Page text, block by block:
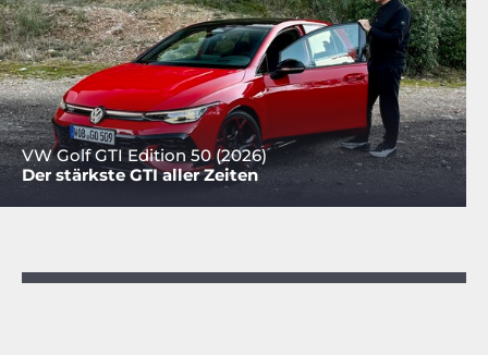
VW Golf GTI Edition 50 (2026)
Der stärkste GTI aller Zeiten